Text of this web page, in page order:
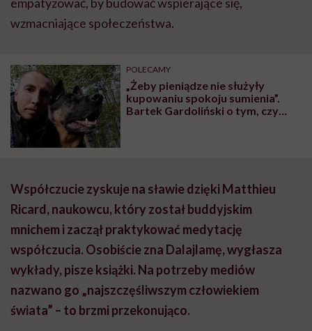
wzmacniające społeczeństwa.
POLECAMY
„Żeby pieniądze nie służyły
kupowaniu spokoju sumienia”.
Bartek Gardoliński o tym, czy
Współczucie zyskuje na sławie dzięki Matthieu
Ricard, naukowcu, który został buddyjskim
mnichem i zaczął praktykować medytację
współczucia. Osobiście zna Dalajlamę, wygłasza
wykłady, pisze książki. Na potrzeby mediów
nazwano go „najszczęśliwszym człowiekiem
świata” – to brzmi przekonująco.